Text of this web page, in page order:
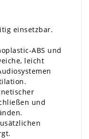
einsetzbar.
ABS und
leicht
und